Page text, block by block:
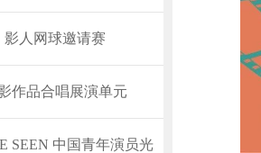
影人网球邀请赛
作品合唱展演单元
SEEN 中国青年演员光